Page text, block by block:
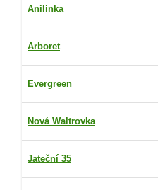
Anilinka
Arboret
Evergreen
Nová Waltrovka
Jateční 35